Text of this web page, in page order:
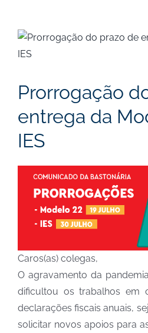
View
Larger
Prorrogação
entrega da
IES
Caros(as) colegas,
O agravamento da
dificultou os trabalhos em
declarações fiscais anuais,
solicitar novos apoios para